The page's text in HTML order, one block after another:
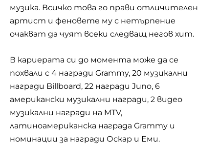
музика. Всичко това го прави отличителен
артист и феновете му с нетърпение
очакват да чуят всеки следващ негов хит.
В кариерата си до момента може да се
похвали с 4 награди Grammy, 20 музикални
награди Billboard, 22 награди Juno, 6
американски музикални награди, 2 видео
музикални награди на MTV,
латиноамериканска награда Grammy и
номинации за награди Оскар и Еми.